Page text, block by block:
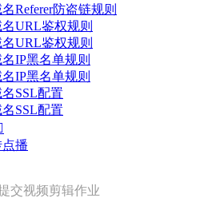
Referer防盗链规则
URL鉴权规则
URL鉴权规则
IP黑名单规则
IP黑名单规则
SSL配置
SSL配置
播
交视频剪辑作业